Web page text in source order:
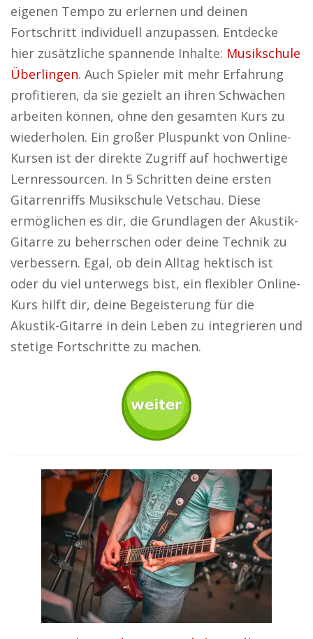
eigenen Tempo zu erlernen und deinen
Fortschritt individuell anzupassen. Entdecke
hier zusätzliche spannende Inhalte: Musikschule
Überlingen. Auch Spieler mit mehr Erfahrung
profitieren, da sie gezielt an ihren Schwächen
arbeiten können, ohne den gesamten Kurs zu
wiederholen. Ein großer Pluspunkt von Online-
Kursen ist der direkte Zugriff auf hochwertige
Lernressourcen. In 5 Schritten deine ersten
Gitarrenriffs Musikschule Vetschau. Diese
ermöglichen es dir, die Grundlagen der Akustik-
Gitarre zu beherrschen oder deine Technik zu
verbessern. Egal, ob dein Alltag hektisch ist
oder du viel unterwegs bist, ein flexibler Online-
Kurs hilft dir, deine Begeisterung für die
Akustik-Gitarre in dein Leben zu integrieren und
stetige Fortschritte zu machen.